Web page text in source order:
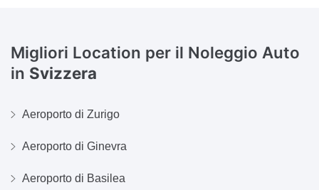
Migliori Location per il Noleggio Auto
in Svizzera
Aeroporto di Zurigo
Aeroporto di Ginevra
Aeroporto di Basilea